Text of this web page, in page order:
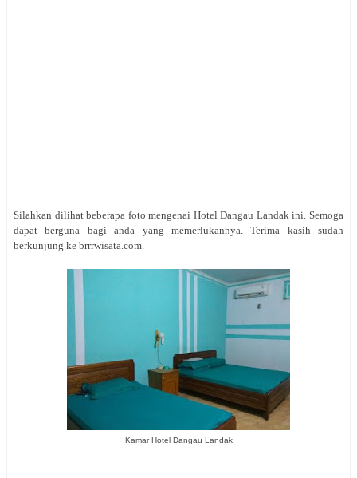
Silahkan dilihat beberapa foto mengenai Hotel Dangau Landak ini. Semoga
dapat berguna bagi anda yang memerlukannya. Terima kasih sudah
berkunjung ke brrrwisata.com.
Kamar Hotel Dangau Landak